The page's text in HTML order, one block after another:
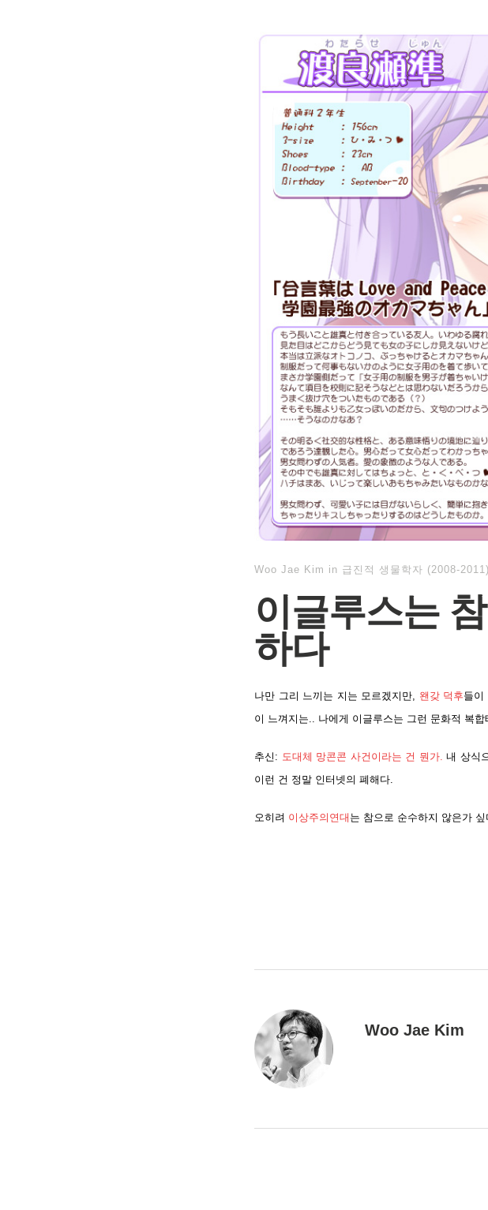
Woo Jae Kim in 급진적 생물학자 (2008-2011)
이글루스는
하다
나만 그리 느끼는 지는 모르겠지만, 왠갖 덕후들이
이 느껴지는.. 나에게 이글루스는 그런 문화적 복
추신: 도대체 망콘콘 사건이라는 건 뭔가.내 상식
이런 건 정말 인터넷의 폐해다.
오히려 이상주의연대 는 참으로 순수하지 않은가 싶
Woo Jae Kim